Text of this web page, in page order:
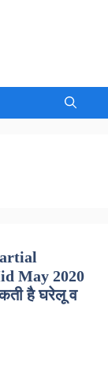
May 2020
है घरेलू व